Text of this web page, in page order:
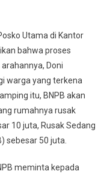
Utama di Kantor
bahwa proses
Doni
warga yang terkena
itu, BNPB akan
rumahnya rusak
10 juta, Rusak Sedang
sebesar 50 juta.
meminta kepada